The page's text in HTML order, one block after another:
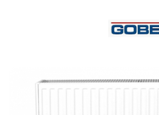
Aeroterme si destratificatoare de
Incalzire in pardoseala